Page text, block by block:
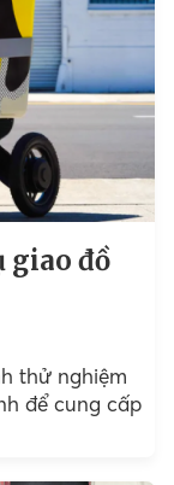
giao đồ
thử nghiệm
để cung cấp